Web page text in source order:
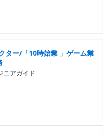
ター/「10時始業 」ゲーム業
ニアガイド